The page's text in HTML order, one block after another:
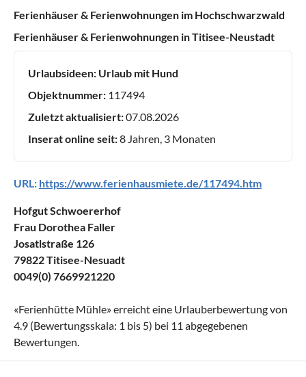
Ferienhäuser & Ferienwohnungen im Hochschwarzwald
Ferienhäuser & Ferienwohnungen in Titisee-Neustadt
Urlaubsideen: Urlaub mit Hund
Objektnummer: 117494
Zuletzt aktualisiert:07.08.2026
Inserat online seit:8 Jahren, 3 Monaten
URL: https://www.ferienhausmiete.de/117494.htm
Hofgut Schwoererhof
Frau Dorothea Faller
Josatlstraße 126
79822 Titisee-Nesuadt
0049(0) 7669921220
«Ferienhütte Mühle» erreicht eine Urlauberbewertung von
4.9 (Bewertungsskala: 1 bis 5) bei 11 abgegebenen
Bewertungen.